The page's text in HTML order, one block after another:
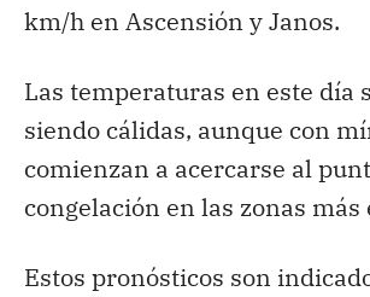
km/h en Ascensión y Janos.
Las temperaturas en este día
siendo cálidas, aunque con
comienzan a acercarse al
congelación en las zonas más
Estos pronósticos son